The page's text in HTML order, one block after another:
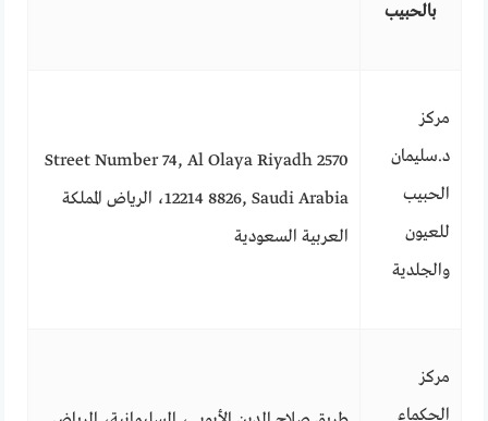
بالحبيب
مركز
د.سليمان
الحبيب
للعيون
والجلدية
2570 Street Number 74, Al Olaya Riyadh
12214 8826, Saudi Arabia، الرياض المملكة
العربية السعودية
مركز
الحكماء